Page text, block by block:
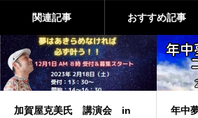
関連記事 おすすめ記事
加賀屋克美氏 講演会 in
年中